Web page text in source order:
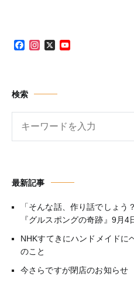
ョFacebook
Instagram
X
検索
最新記事
「そんな話、作り話でしょ
『グルスポングの奇跡』9月4
NHKすてきにハンドメイドに
のこと
今さらですが閉店のお知らせ